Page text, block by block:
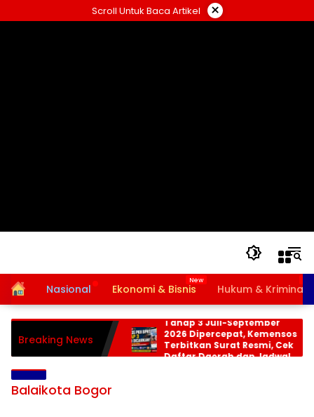
ke
Scroll Untuk Baca Artikel ×
HomeNasional Ekonomi & Bisnis Hukum & Kriminal
Breaking News
Bansos PKH dan BPNT
Tahap 3 Juli-September
2026 Dipercepat, Kemensos
Terbitkan Surat Resmi, Cek
Daftar Daerah dan Jadwal
Balaikota Bogor